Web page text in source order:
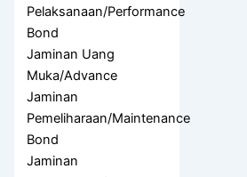
Pelaksanaan/Performance
Bond
Jaminan Uang
Muka/Advance
Jaminan
Pemeliharaan/Maintenance
Bond
Jaminan